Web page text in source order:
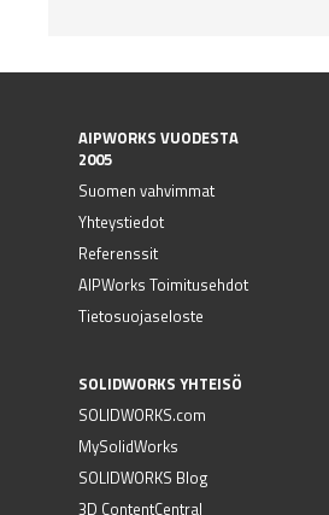
AIPWORKS VUODESTA
2005
Suomen vahvimmat
Yhteystiedot
Referenssit
AIPWorks Toimitusehdot
Tietosuojaseloste
SOLIDWORKS YHTEISÖ
SOLIDWORKS.com
MySolidWorks
SOLIDWORKS Blog
3D ContentCentral